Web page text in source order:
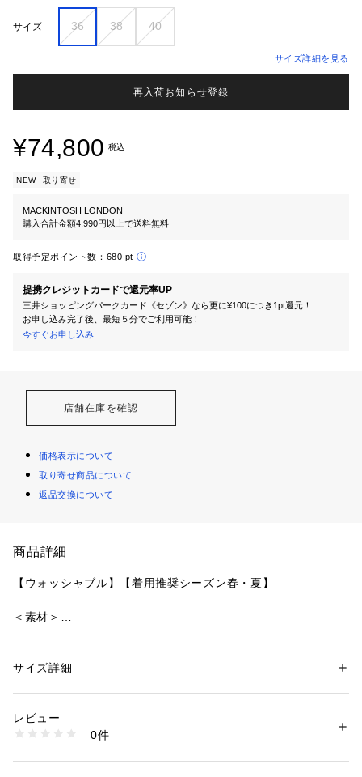
サイズ 36 38 40
サイズ詳細を見る
再入荷お知らせ登録
¥74,800 税込
NEW 取り寄せ
MACKINTOSH LONDON
購入合計金額4,990円以上で送料無料
取得予定ポイント数： 680 pt
提携クレジットカードで還元率UP
三井ショッピングパークカード《セゾン》なら更に¥100につき1pt還元！
お申し込み完了後、最短５分でご利用可能！
今すぐお申し込み
店舗在庫を確認
価格表示について
取り寄せ商品について
返品交換について
商品詳細
【ウォッシャブル】【着用推奨シーズン春・夏】
＜素材＞
を保ちながら蒸れを軽減し、汗ばむ季節でも快適な着用感を実
さらに接触冷感機能を備えており、肌に触れた際にひんやりと
した清涼感を感じられるため、汗ばむ季節でも快適にお召しい
性別：メンズ
素材：ナイロン56% ポリエステル24% ポリウレタン20% （消臭テープ使
生産国：中国製
1106500001495
サイズ詳細
レビュー
0件